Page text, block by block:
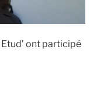
ont participé